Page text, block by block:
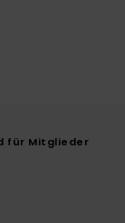
für Mitglieder